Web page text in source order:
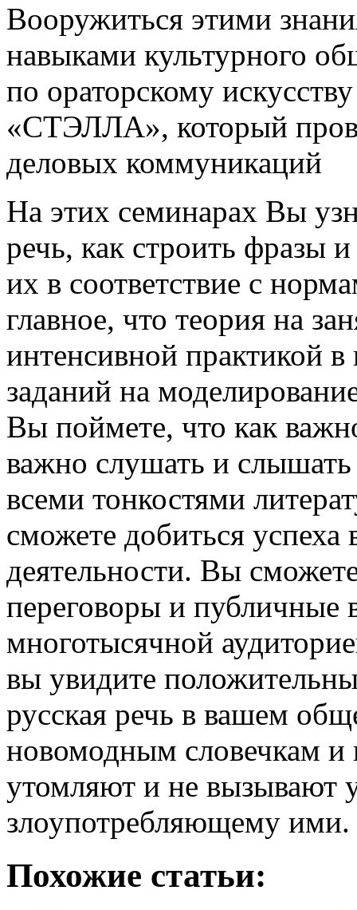
Вооружиться этими
навыками культурного
по ораторскому
«СТЭЛЛА», который
деловых коммуникаций
На этих семинарах Вы
речь, как строить фразы
их в соответствие с
главное, что теория на
интенсивной практикой
заданий на
Вы поймете, что как
важно слушать и слышать
всеми тонкостями
сможете добиться
деятельности. Вы
переговоры и публичные
многотысячной
вы увидите
русская речь в вашем
новомодным словечкам и
утомляют и не вызывают
злоупотребляющему ими.
Похожие статьи: